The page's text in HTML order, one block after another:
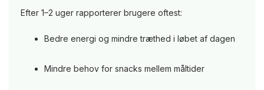
Efter 1–2 uger rapporterer brugere oftest:
Bedre energi og mindre træthed i løbet af dagen
Mindre behov for snacks mellem måltider